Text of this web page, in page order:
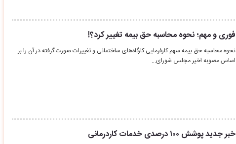
فوری و مهم؛ نحوه محاسبه حق بیمه تغییر کرد؟!
نحوه محاسبه حق بیمه سهم کارفرمایی کارگاه‌های ساختمانی و تغییرات صورت گرفته در آن را بر
اساس مصوبه اخیر مجلس شورای…
خبر جدید پوشش ۱۰۰ درصدی خدمات کاردرمانی